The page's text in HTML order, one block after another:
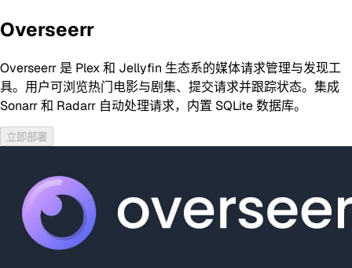
Overseerr
Overseerr 是 Plex 和 Jellyfin 生态系的媒体请求管理与发现工
具。用户可浏览热门电影与剧集、提交请求并跟踪状态。集成
Sonarr 和 Radarr 自动处理请求，内置 SQLite 数据库。
立即部署